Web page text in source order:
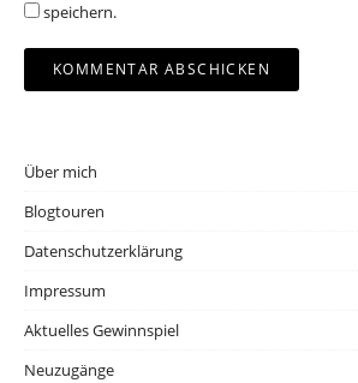
speichern.
Über mich
Blogtouren
Datenschutzerklärung
Impressum
Aktuelles Gewinnspiel
Neuzugänge